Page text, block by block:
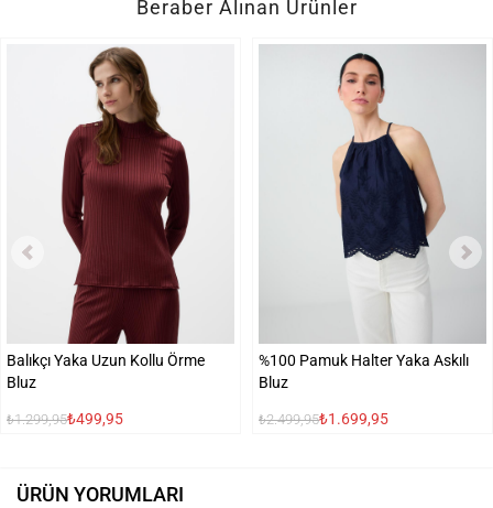
Beraber Alınan Ürünler
Balıkçı Yaka Uzun Kollu Örme
Bluz
₺1.299,95₺499,95
%100 Pamuk Halter Yaka Askılı
Bluz
₺2.499,95₺1.699,95
ÜRÜN YORUMLARI